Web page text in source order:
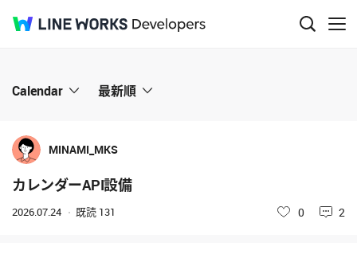
Q&A
Calendar 最新順
MINAMI_MKS
カレンダーAPI設備
2026.07.24 既読 131 いいね
0 2